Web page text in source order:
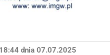
dnia 07.07.2025